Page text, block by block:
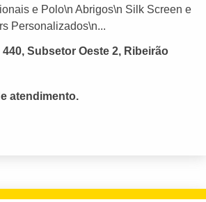
e Polo\n Abrigos\n Silk Screen e
Personalizados\n...
Subsetor Oeste 2, Ribeirão
atendimento.